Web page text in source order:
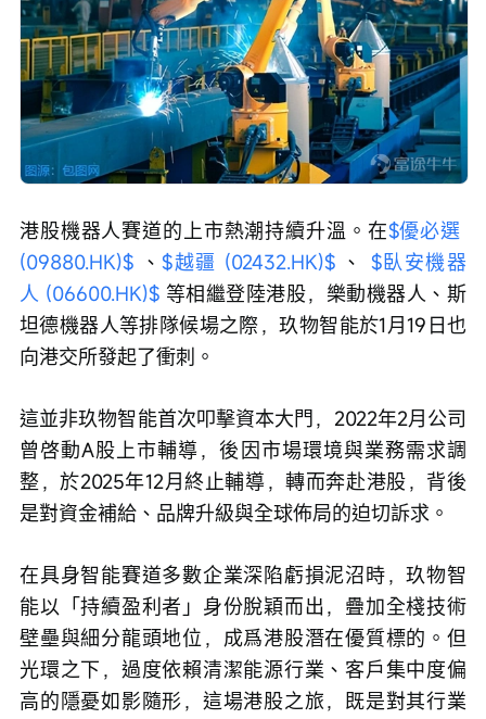
港股機器人賽道的上市熱潮持續升溫。在$優必選
(09880.HK)$ 、$越疆 (02432.HK)$ 、 $臥安機器
人 (06600.HK)$ 等相繼登陸港股，樂動機器人、斯
坦德機器人等排隊候場之際，玖物智能於1月19日也
向港交所發起了衝刺。
這並非玖物智能首次叩擊資本大門，2022年2月公司
曾啓動A股上市輔導，後因市場環境與業務需求調
整，於2025年12月終止輔導，轉而奔赴港股，背後
是對資金補給、品牌升級與全球佈局的迫切訴求。
在具身智能賽道多數企業深陷虧損泥沼時，玖物智
能以「持續盈利者」身份脫穎而出，疊加全棧技術
壁壘與細分龍頭地位，成爲港股潛在優質標的。但
光環之下，過度依賴清潔能源行業、客戶集中度偏
高的隱憂如影隨形，這場港股之旅，既是對其行業